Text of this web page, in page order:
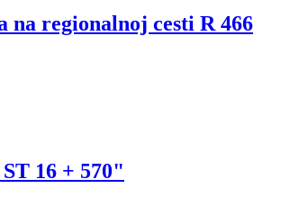
regionalnoj cesti R 466
16 + 570"